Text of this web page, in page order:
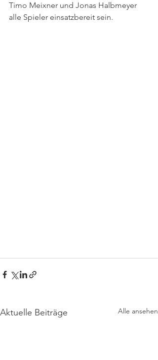
Timo Meixner und Jonas Halbmeyer
alle Spieler einsatzbereit sein.
Aktuelle Beiträge Alle ansehen